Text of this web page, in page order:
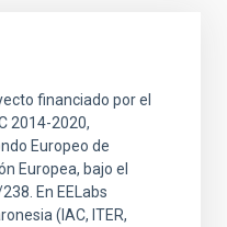
financiado por el
2014-2020,
Europeo de
Europea, bajo el
En EELabs
(IAC, ITER,